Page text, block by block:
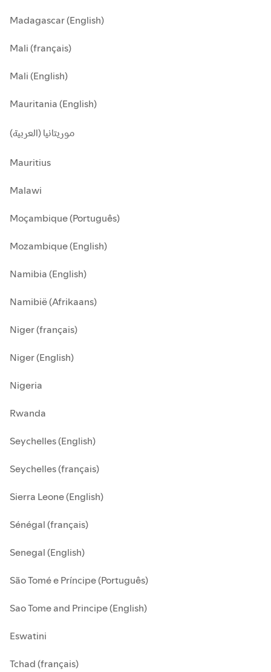
Madagascar (English)
Mali (français)
Mali (English)
Mauritania (English)
موريتانيا (العربية)
Mauritius
Malawi
Moçambique (Português)
Mozambique (English)
Namibia (English)
Namibië (Afrikaans)
Niger (français)
Niger (English)
Nigeria
Rwanda
Seychelles (English)
Seychelles (français)
Sierra Leone (English)
Sénégal (français)
Senegal (English)
São Tomé e Príncipe (Português)
Sao Tome and Principe (English)
Eswatini
Tchad (français)